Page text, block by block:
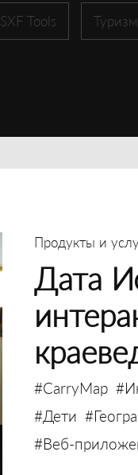
SXF Tools Туризм
Продукты и
Дата
#CarryMap
#Дети
#Веб-